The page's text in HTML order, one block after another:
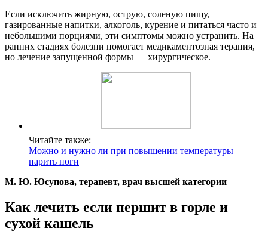
Если исключить жирную, острую, соленую пищу,
газированные напитки, алкоголь, курение и питаться часто и
небольшими порциями, эти симптомы можно устранить. На
ранних стадиях болезни помогает медикаментозная терапия,
но лечение запущенной формы — хирургическое.
Читайте также:
Можно и нужно ли при повышении температуры
парить ноги
М. Ю. Юсупова, терапевт, врач высшей категории
Как лечить если першит в горле и
сухой кашель